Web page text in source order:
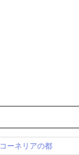
コーネリアの都